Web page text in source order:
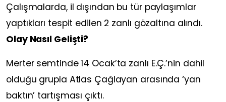
Çalışmalarda, il dışından bu tür paylaşımlar
yaptıkları tespit edilen 2 zanlı gözaltına alındı.
Olay Nasıl Gelişti?
Merter semtinde 14 Ocak’ta zanlı E.Ç.’nin dahil
olduğu grupla Atlas Çağlayan arasında ‘yan
baktın’ tartışması çıktı.